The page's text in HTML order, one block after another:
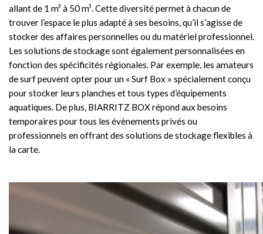
allant de 1 m³ à 50 m³. Cette diversité permet à chacun de
trouver l’espace le plus adapté à ses besoins, qu’il s’agisse de
stocker des affaires personnelles ou du matériel professionnel.
Les solutions de stockage sont également personnalisées en
fonction des spécificités régionales. Par exemple, les amateurs
de surf peuvent opter pour un « Surf Box » spécialement conçu
pour stocker leurs planches et tous types d’équipements
aquatiques. De plus, BIARRITZ BOX répond aux besoins
temporaires pour tous les évènements privés ou
professionnels en offrant des solutions de stockage flexibles à
la carte.